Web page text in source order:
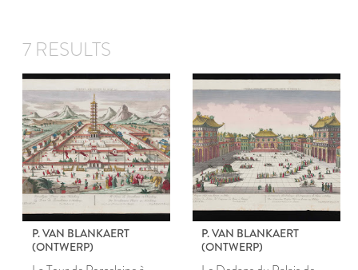
7 RESULTS
P. VAN BLANKAERT
(ONTWERP)
P. VAN BLANKAERT
(ONTWERP)